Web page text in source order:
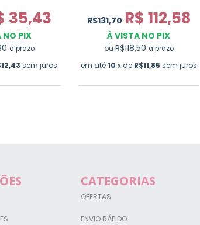
35,43
NO PIX
a prazo
sem juros
R$131,70 R$ 112,58
À VISTA NO PIX
ou R$118,50 a prazo
em até10 x de R$11,85 sem juros
CATEGORIAS
OFERTAS
ENVIO RÁPIDO